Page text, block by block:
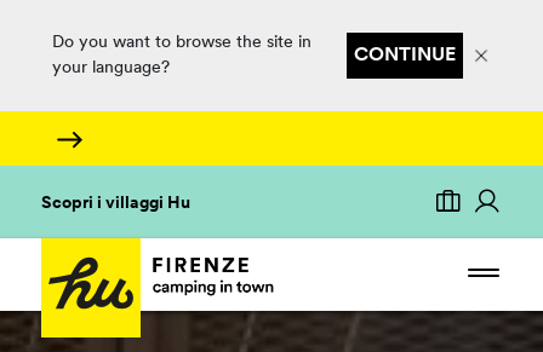
Do you want to browse the site in
your language?
CONTINUE
Scopri i villaggi Hu